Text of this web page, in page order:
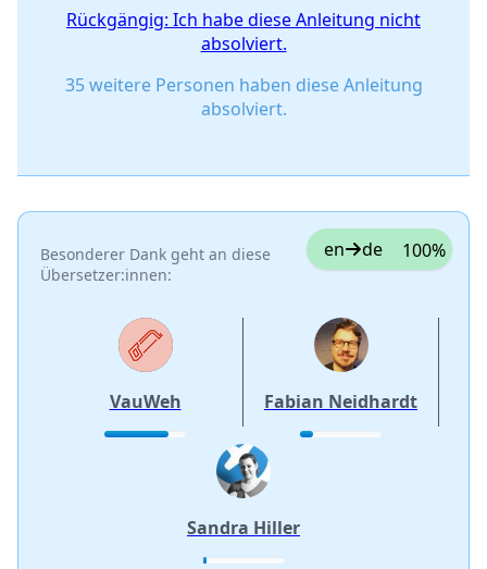
Rückgängig: Ich habe diese Anleitung nicht
absolviert.
35 weitere Personen haben diese Anleitung
absolviert.
Besonderer Dank geht an diese
Übersetzer:innen:
en de 100%
VauWeh Fabian Neidhardt
Sandra Hiller